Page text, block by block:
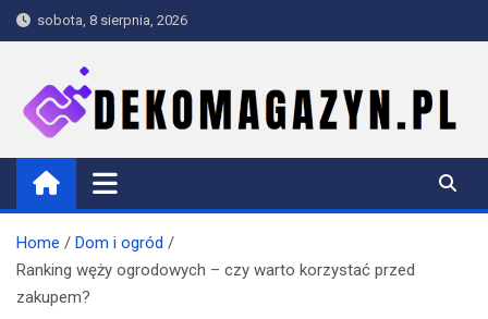
Skip
to
sobota, 8 sierpnia, 2026
dekomagazyn.pl
Blog
Home
Dom i ogród
Ranking węży ogrodowych – czy warto korzystać przed
zakupem?